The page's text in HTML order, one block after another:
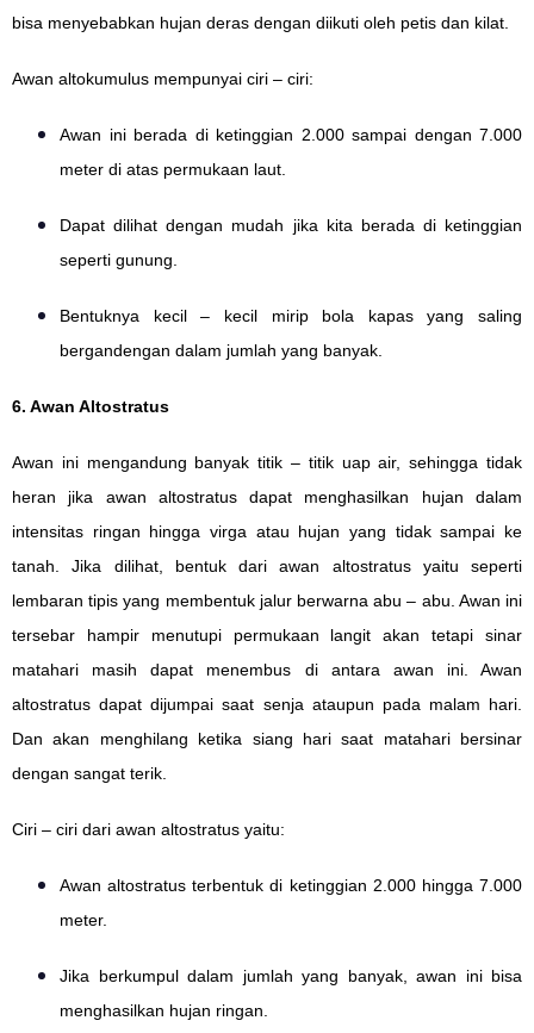
bisa menyebabkan hujan deras dengan diikuti oleh petis dan kilat.
Awan altokumulus mempunyai ciri – ciri:
Awan ini berada di ketinggian 2.000 sampai dengan 7.000
meter di atas permukaan laut.
Dapat dilihat dengan mudah jika kita berada di ketinggian
seperti gunung.
Bentuknya kecil – kecil mirip bola kapas yang saling
bergandengan dalam jumlah yang banyak.
6. Awan Altostratus
Awan ini mengandung banyak titik – titik uap air, sehingga tidak
heran jika awan altostratus dapat menghasilkan hujan dalam
intensitas ringan hingga virga atau hujan yang tidak sampai ke
tanah. Jika dilihat, bentuk dari awan altostratus yaitu seperti
lembaran tipis yang membentuk jalur berwarna abu – abu. Awan ini
tersebar hampir menutupi permukaan langit akan tetapi sinar
matahari masih dapat menembus di antara awan ini. Awan
altostratus dapat dijumpai saat senja ataupun pada malam hari.
Dan akan menghilang ketika siang hari saat matahari bersinar
dengan sangat terik.
Ciri – ciri dari awan altostratus yaitu:
Awan altostratus terbentuk di ketinggian 2.000 hingga 7.000
meter.
Jika berkumpul dalam jumlah yang banyak, awan ini bisa
menghasilkan hujan ringan.